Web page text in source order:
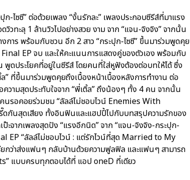
ก-ไซซี” ต่อด้วยเพลง “งั้นรักละ” เพลงประกอบซีรีส์ที่มาแรง
วทะลุ 1 ล้านวิวไปอย่างสวย งาม จาก “แจน-จิงจิง” จากนั้น
าร พร้อมกับชวน อีก 2 สาว “กระปุก-ไซซี” ขึ้นมาร่วมพูดคุย
EP จบ และให้คะแนนการแสดงคู่ของตัวเอง พร้อมกับ
ดประโยคที่อยู่ในซีรีส์ โดยคนที่ใส่หูฟังต้องต่อบทให้ได้ ซึ่ง
ที่ขึ้นมาร่วมพูดคุยถึงเบื้องหน้าเบื้องหลังการทำงาน ต่อ
ามสุดประทับใจจาก “พี่เติ้ล” ถึงน้องๆ ทั้ง 4 คน จากนั้น
นรอคอยร่วมชม “ลัลล์ไม่ชอบไวน์ Enemies With
กันสุดเสียง ทั้งอินฟินและแฮปปี้ไปกับบทสรุปความรักของ
ะจากเพลงสุดปัง “แรงอีกนิด” จาก “แจน-จิงจิง-กระปุก-
EP “ลัลล์ไม่ชอบไวน์ : แต่รักไวน์ที่สุด Married to My
กว่าส่งแฟนๆ กลับบ้านด้วยความฟูลฟิล และแฟนๆ สามารถ
แบบครบทุกตอบได้ที่ แอป oneD ที่เดียว